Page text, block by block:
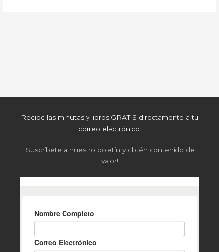
Recibe las minutas y libros GRATIS directamente a tu
correo electrónico.
¡Suscríbete a nuestro boletín y obtén contenido de
valor!